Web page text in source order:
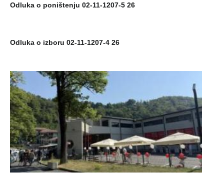
Odluka o poništenju 02-11-1207-5 26
Odluka o izboru 02-11-1207-4 26